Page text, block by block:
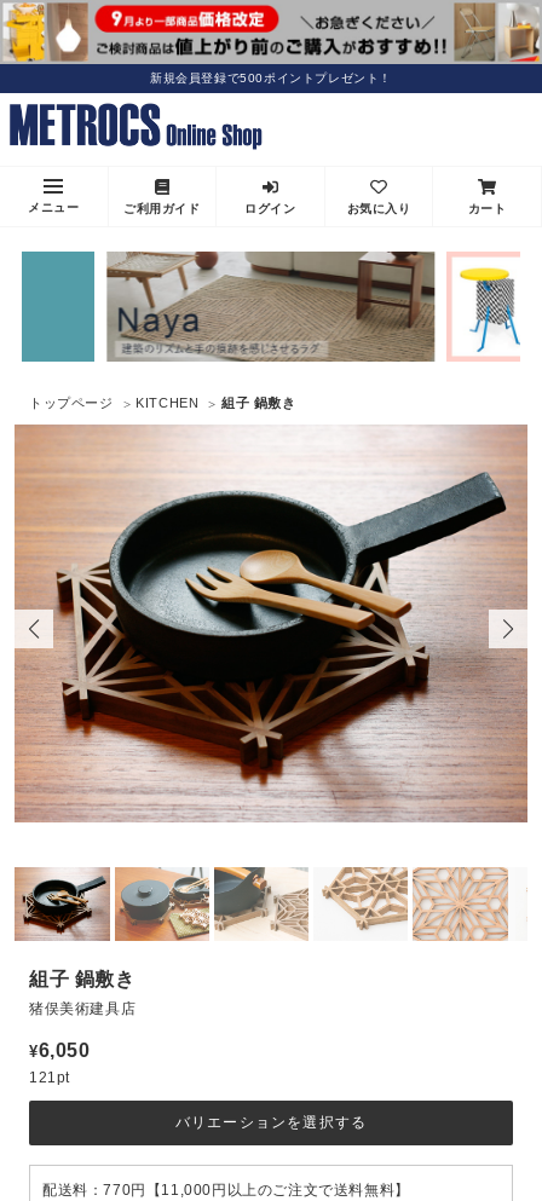
新規会員登録で500ポイントプレゼント！
メニュー ご利用ガイド ログイン お気に入り カート
トップページ KITCHEN 組子 鍋敷き
組子 鍋敷き
猪俣美術建具店
¥6,050
121pt
バリエーションを選択する
配送料：770円【11,000円以上のご注文で送料無料】